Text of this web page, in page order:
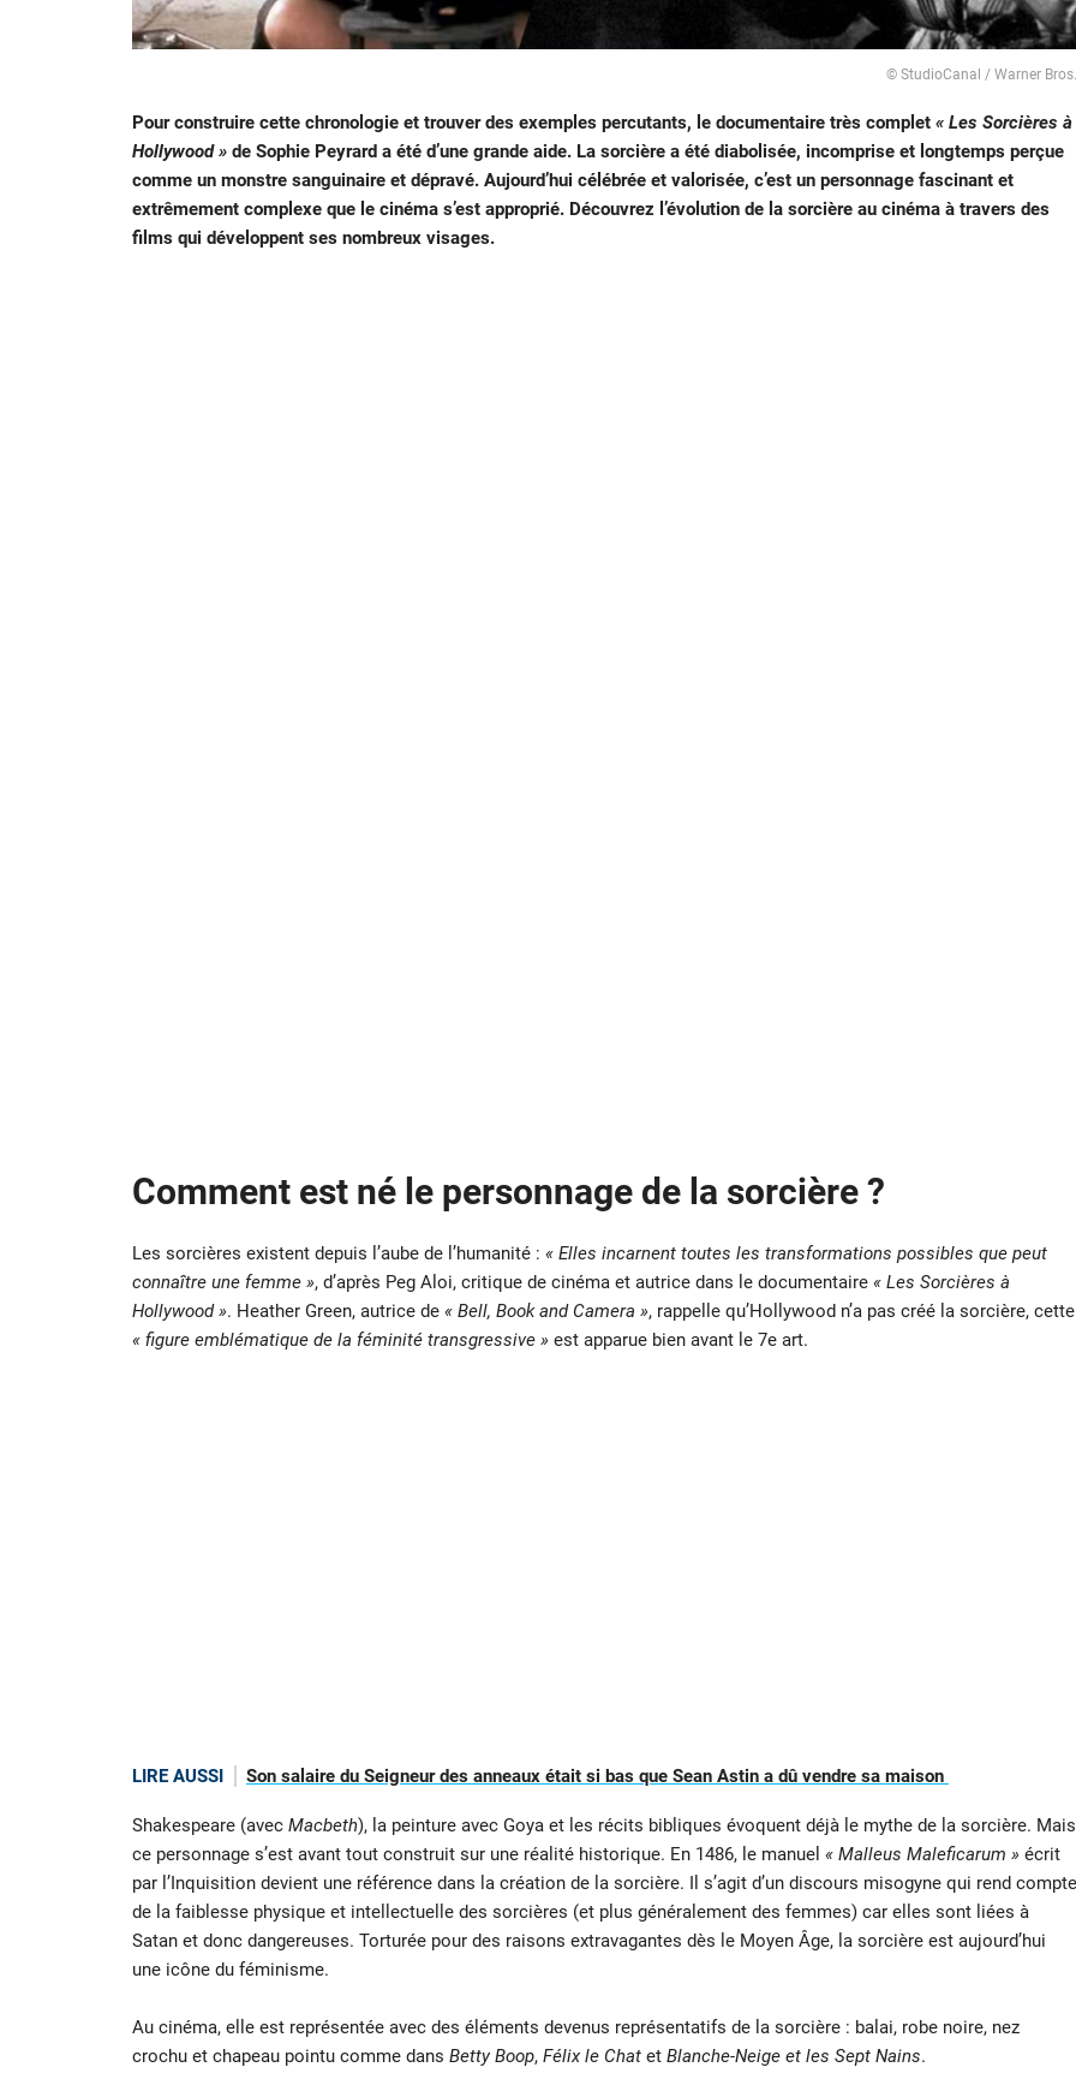
© StudioCanal / Warner Bros.
Pour construire cette chronologie et trouver des exemples percutants, le documentaire très complet « Les Sorcières à
Hollywood »de Sophie Peyrard a été d’une grande aide. La sorcière a été diabolisée, incomprise et longtemps perçue
comme un monstre sanguinaire et dépravé. Aujourd’hui célébrée et valorisée, c’est un personnage fascinant et
extrêmement complexe que le cinéma s’est approprié. Découvrez l’évolution de la sorcière au cinéma à travers des
films qui développent ses nombreux visages.
Comment est né le personnage de la sorcière ?
Les sorcières existent depuis l’aube de l’humanité : « Elles incarnent toutes les transformations possibles que peut
connaître une femme », d’après Peg Aloi, critique de cinéma et autrice dans le documentaire« Les Sorcières à
Hollywood ». Heather Green, autrice de « Bell, Book and Camera », rappelle qu’Hollywood n’a pas créé la sorcière, cette
« figure emblématique de la féminité transgressive » est apparue bien avant le 7e art.
LIRE AUSSI Son salaire du Seigneur des anneaux était si bas que Sean Astin a dû vendre sa maison
Shakespeare (avec Macbeth), la peinture avec Goya et les récits bibliques évoquent déjà le mythe de la sorcière. Mais
ce personnage s’est avant tout construit sur une réalité historique. En 1486, le manuel « Malleus Maleficarum » écrit
par l’Inquisition devient une référence dans la création de la sorcière. Il s’agit d’un discours misogyne qui rend compte
de la faiblesse physique et intellectuelle des sorcières (et plus généralement des femmes) car elles sont liées à
Satan et donc dangereuses. Torturée pour des raisons extravagantes dès le Moyen Âge, la sorcière est aujourd’hui
une icône du féminisme.
Au cinéma, elle est représentée avec des éléments devenus représentatifs de la sorcière : balai, robe noire, nez
crochu et chapeau pointu comme dans Betty Boop, Félix le Chatet Blanche-Neige et les Sept Nains.